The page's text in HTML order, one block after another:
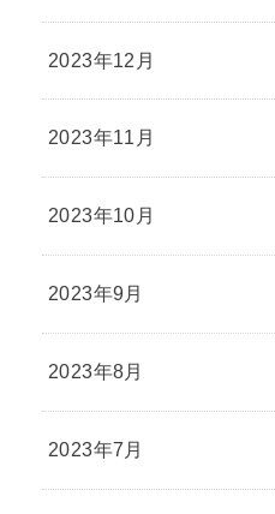
2023年12月
2023年11月
2023年10月
2023年9月
2023年8月
2023年7月